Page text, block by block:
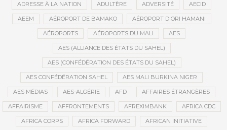
ADRESSE À LA NATION ADULTÈRE ADVERSITÉ AECID
AEEM AÉROPORT DE BAMAKO AÉROPORT DIORI HAMANI
AÉROPORTS AÉROPORTS DU MALI AES
AES (ALLIANCE DES ÉTATS DU SAHEL)
AES (CONFÉDÉRATION DES ÉTATS DU SAHEL)
AES CONFÉDÉRATION SAHEL AES MALI BURKINA NIGER
AES MÉDIAS AES-ALGÉRIE AFD AFFAIRES ÉTRANGÈRES
AFFAIRISME AFFRONTEMENTS AFREXIMBANK AFRICA CDC
AFRICA CORPS AFRICA FORWARD AFRICAN INITIATIVE